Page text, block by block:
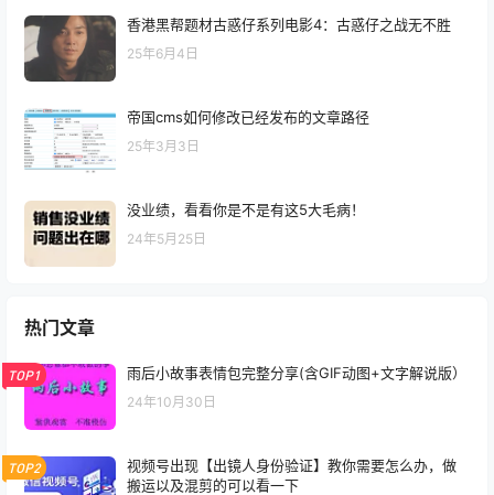
香港黑帮题材古惑仔系列电影4：古惑仔之战无不胜
25年6月4日
帝国cms如何修改已经发布的文章路径
25年3月3日
没业绩，看看你是不是有这5大毛病！
24年5月25日
热门文章
TOP1 雨后小故事表情包完整分享(含GIF动图+文字解说版）
24年10月30日
TOP2
视频号出现【出镜人身份验证】教你需要怎么办，做
搬运以及混剪的可以看一下